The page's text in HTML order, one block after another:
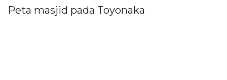
Peta masjid pada Toyonaka